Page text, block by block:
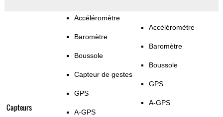
Capteurs
Accéléromètre
Baromètre
Boussole
Capteur de gestes
GPS
A-GPS
Accéléromètre
Baromètre
Boussole
GPS
A-GPS